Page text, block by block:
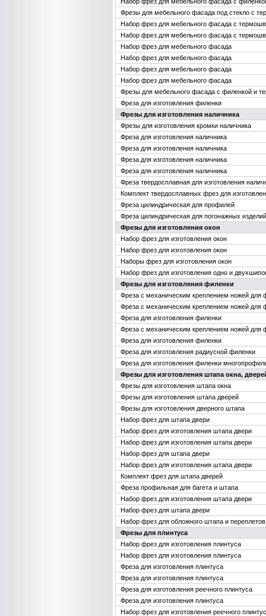
Фрезы для мебельного фасада под стекло с
Набор фрез для мебельного фасада с
Набор фрез для мебельного фасада с
Набор фрез для мебельного фасада
Набор фрез для мебельного фасада
Набор фрез для мебельного фасада
Набор фрез для мебельного фасада
Фрезы для мебельного фасада с филенкой и
Фреза для изготовления филенки
Фрезы для изготовления наличника
Фрезы для изготовления кромки наличника
Фреза для изготовления наличника
Фреза для изготовления наличника
Фреза для изготовления наличника
Фреза для изготовления наличника
Фреза твердосплавная для изготовления
Комплект твердосплавных фрез для
Фреза цилиндрическая для профилей
Фреза цилиндрическая для погонажных изделий
Фрезы для изготовления окон
Набор фрез для изготовления окон
Набор фрез для изготовления окон
Наборы фрез для изготовления окон
Набор фрез для изготовления одно и
Фрезы для изготовления филенки
Фреза с механическим креплением ножей для
Фреза с механическим креплением ножей для
Фреза для изготовления филенки
Фреза с механическим креплением ножей для
Фреза для изготовления филенки
Фреза для изготовления радиусной филенки
Фреза для изготовления филенки
Фрезы для изготовления штапа окна,
Фрезы для изготовления штапа окна
Фрезы для изготовления штапа дверей
Фрезы для изготовления дверного штапа
Набор фрез для штапа двери
Набор фрез для изготовления штапа двери
Набор фрез для изготовления штапа двери
Набор фрез для штапа двери
Набор фрез для изготовления штапа двери
Комплект фрез для штапа дверей
Фреза профильная для багета и штапа
Набор фрез для изготовления штапа двери
Набор фрез для штапа двери
Набор фрез для обложного штапа и переплетов
Фрезы для плинтуса
Набор фрез для изготовления плинтуса
Набор фрез для изготовления плинтуса
Фреза для изготовления плинтуса
Фреза для изготовления плинтуса
Фреза для изготовления реечного плинтуса
Фреза для изготовления плинтуса
Набор фрез для изготовления реечного